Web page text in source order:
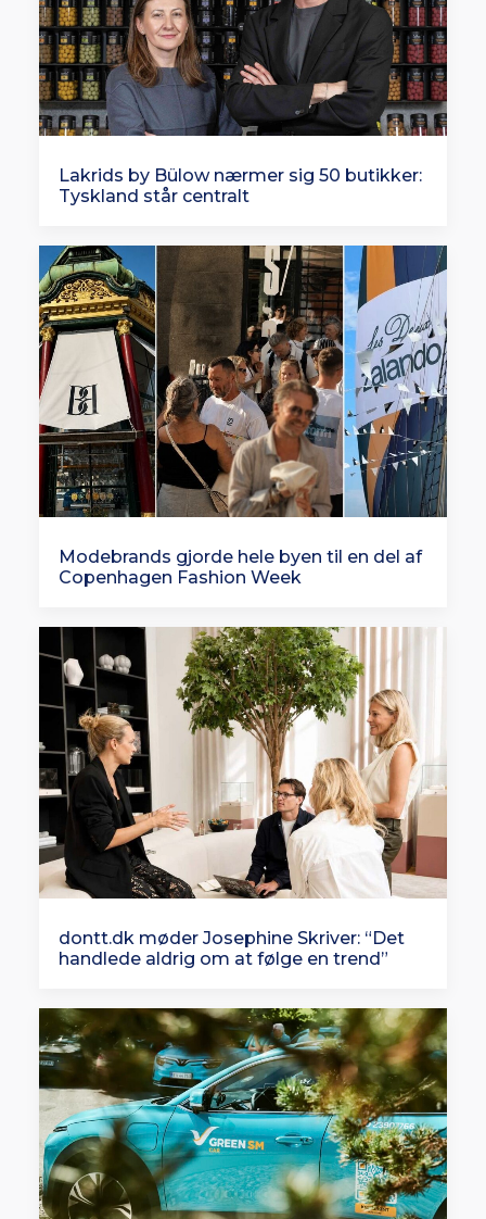
Lakrids by Bülow nærmer sig 50 butikker:
Tyskland står centralt
Modebrands gjorde hele byen til en del af
Copenhagen Fashion Week
dontt.dk møder Josephine Skriver: “Det
handlede aldrig om at følge en trend”